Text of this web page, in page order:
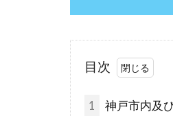
目次
1 神戸市内及